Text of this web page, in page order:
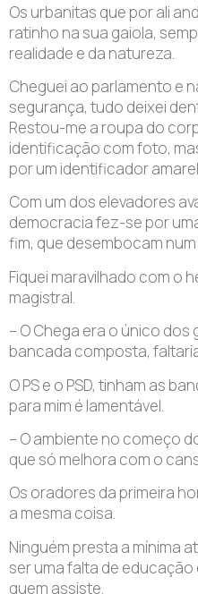
Os urbanitas que por ali
ratinho na sua gaiola,
realidade e da natureza.
Cheguei ao parlamento e
segurança, tudo deixei
Restou-me a roupa do
identificação com foto,
por um identificador
Com um dos elevadores
democracia fez-se por
fim, que desembocam
Fiquei maravilhado com o
magistral.
– O Chega era o único dos
bancada composta,
O PS e o PSD, tinham as
para mim é lamentável.
– O ambiente no começo
que só melhora com o
Os oradores da primeira
a mesma coisa.
Ninguém presta a mínima
ser uma falta de
quem assiste.